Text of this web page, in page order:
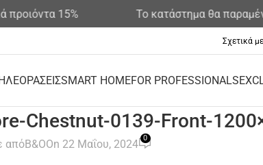
15% Το κατάστημα θα
Σχετικά
SMART HOMEFOR PROFESSIONALS
Chestnut-0139-Front-
απόB&OOn 22 Μαΐου, 2024 0